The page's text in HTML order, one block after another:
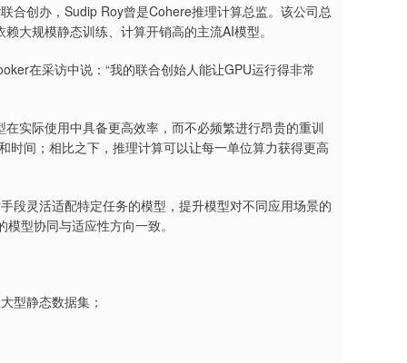
合创办，Sudip Roy曾是Cohere推理计算总监。该公司总
大规模静态训练、计算开销高的主流AI模型。
在采访中说：“我的联合创始人能让GPU运行得非常
实际使用中具备更高效率，而不必频繁进行昂贵的重训
间；相比之下，推理计算可以让每一单位算力获得更高
段灵活适配特定任务的模型，提升模型对不同应用场景的
型协同与适应性方向一致。
型静态数据集；